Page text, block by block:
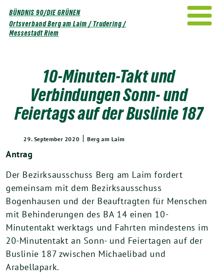
Weiter
zum
Inhalt
BÜNDNIS 90/DIE GRÜNEN
Ortsverband Berg am Laim / Trudering /
Messestadt Riem
10-Minuten-Takt und
Verbindungen Sonn- und
Feiertags auf der Buslinie 187
29. September 2020 | Berg am Laim
Antrag
Der Bezirksausschuss Berg am Laim fordert
gemeinsam mit dem Bezirksausschuss
Bogenhausen und der Beauftragten für Menschen
mit Behinderungen des BA 14 einen 10-
Minutentakt werktags und Fahrten mindestens im
20-Minutentakt an Sonn- und Feiertagen auf der
Buslinie 187 zwischen Michaelibad und
Arabellapark.